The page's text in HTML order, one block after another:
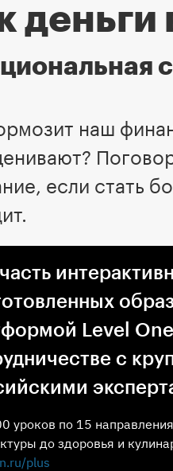
наш
если стать
Level
с
уроков по 15
до здоровья и
plus